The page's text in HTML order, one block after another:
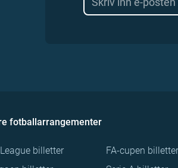
fotballarrangementer
billetter
FA-cupen billetter